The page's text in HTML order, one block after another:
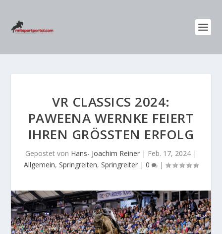
VR CLASSICS 2024:
PAWEENA WERNKE FEIERT
IHREN GRÖSSTEN ERFOLG
Gepostet von Hans- Joachim Reiner | Feb. 17, 2024 |
Allgemein, Springreiten, Springreiter | 0 |